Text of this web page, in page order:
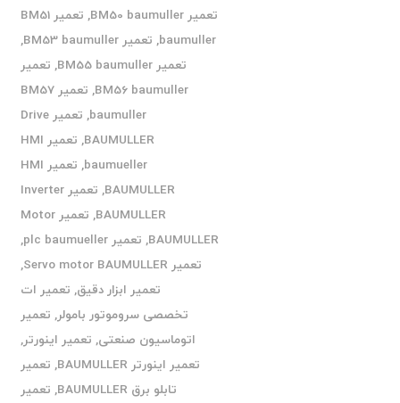
تعمیر BM50 baumuller
,
تعمیر BM51
baumuller
, تعمیر BM53 baumuller
,
تعمیر BM55 baumuller
, تعمیر
BM56 baumuller
,
تعمیر BM57
baumuller
,
تعمیر Drive
BAUMULLER
,
تعمیر HMI
baumueller
,
تعمیر HMI
BAUMULLER
,
تعمیر Inverter
BAUMULLER
,
تعمیر Motor
BAUMULLER
, تعمیر plc baumueller
,
تعمیر Servo motor BAUMULLER
,
تعمیر ابزار دقیق, تعمیر ات
تخصصی سروموتور بامولر, تعمیر
اتوماسیون صنعتی, تعمیر اینورتر,
تعمیر اینورتر BAUMULLER
, تعمیر
تابلو برق BAUMULLER
, تعمیر